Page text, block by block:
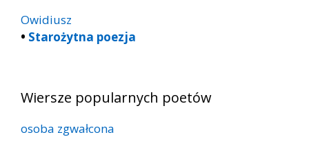
Owidiusz
• Starożytna poezja
Wiersze popularnych poetów
osoba zgwałcona